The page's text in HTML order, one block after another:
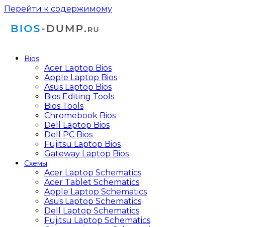
Перейти к содержимому
Bios
Acer Laptop Bios
Apple Laptop Bios
Asus Laptop Bios
Bios Editing Tools
Bios Tools
Chromebook Bios
Dell Laptop Bios
Dell PC Bios
Fujitsu Laptop Bios
Gateway Laptop Bios
Схемы
Acer Laptop Schematics
Acer Tablet Schematics
Apple Laptop Schematics
Asus Laptop Schematics
Dell Laptop Schematics
Fujitsu Laptop Schematics